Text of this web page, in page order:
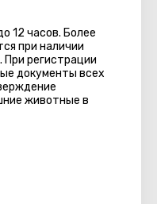
12 часов. Более
при наличии
При регистрации
документы всех
животные в